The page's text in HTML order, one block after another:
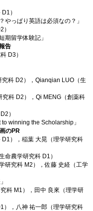
）
り英語は必須なの？」
学体験記」
告
）
究科 D2），Qianqian LUO （生
究科 D2），Qi MENG （創薬科
）
the Scholarship」
のPR
稲葉 大晃（理学研究科
研究科 D1）
M2），佐藤 史経（工学
，田中 良來（理学研
神 祐一郎（理学研究科